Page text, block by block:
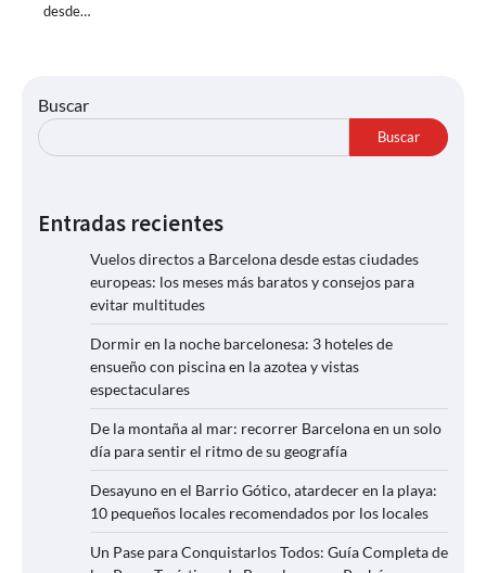
desde…
Buscar
Buscar
Entradas recientes
Vuelos directos a Barcelona desde estas ciudades
europeas: los meses más baratos y consejos para
evitar multitudes
Dormir en la noche barcelonesa: 3 hoteles de
ensueño con piscina en la azotea y vistas
espectaculares
De la montaña al mar: recorrer Barcelona en un solo
día para sentir el ritmo de su geografía
Desayuno en el Barrio Gótico, atardecer en la playa:
10 pequeños locales recomendados por los locales
Un Pase para Conquistarlos Todos: Guía Completa de